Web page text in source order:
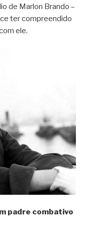
de Marlon Brando –
ter compreendido
ele.
padre combativo